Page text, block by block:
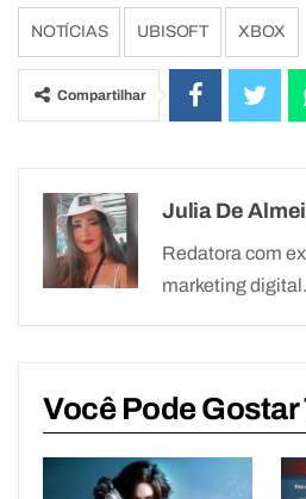
NOTÍCIAS UBISOFT XBOX
Compartilhar
Julia De
Redatora com
marketing digital.
Você Pode Gostar